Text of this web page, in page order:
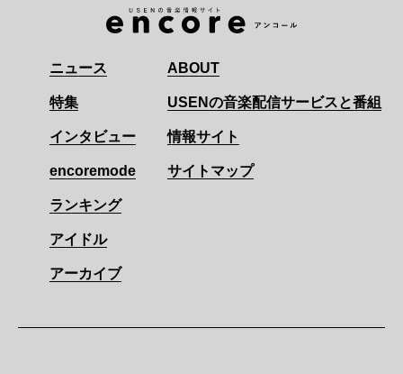
ニュース
特集
インタビュー
encoremode
ランキング
アイドル
アーカイブ
ABOUT
USENの音楽配信サービスと番組
情報サイト
サイトマップ